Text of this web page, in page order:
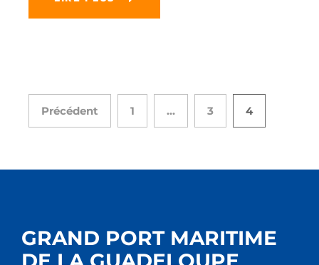
Précédent 1 … 3 4
GRAND PORT MARITIME